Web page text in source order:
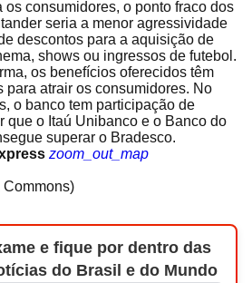
os consumidores, o ponto fraco dos
seria a menor agressividade
descontos para a aquisição de
shows ou ingressos de futebol.
os benefícios oferecidos têm
para atrair os consumidores. No
o banco tem participação de
que o Itaú Unibanco e o Banco do
superar o Bradesco.
zoom_out_map
e fique por dentro das
do Brasil e do Mundo